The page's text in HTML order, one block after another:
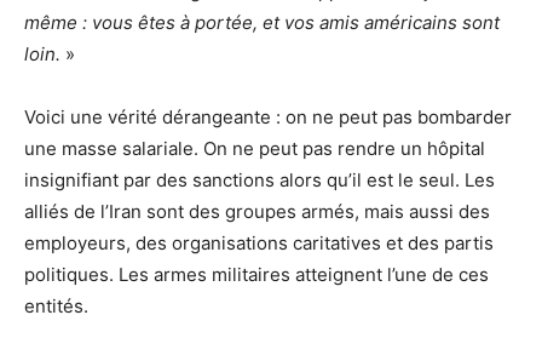
même : vous êtes à portée, et vos amis américains sont
loin. »
Voici une vérité dérangeante : on ne peut pas bombarder
une masse salariale. On ne peut pas rendre un hôpital
insignifiant par des sanctions alors qu’il est le seul. Les
alliés de l’Iran sont des groupes armés, mais aussi des
employeurs, des organisations caritatives et des partis
politiques. Les armes militaires atteignent l’une de ces
entités.